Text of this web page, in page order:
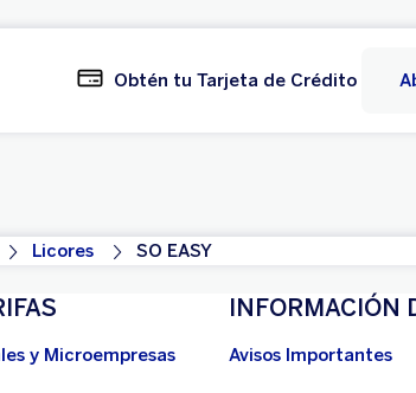
Obtén tu Tarjeta de Crédito
Licores SO EASY
y Microempresas
INFORMACIÓN
Avisos Importantes